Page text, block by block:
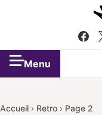
Menu
Accueil › Retro › Page 2